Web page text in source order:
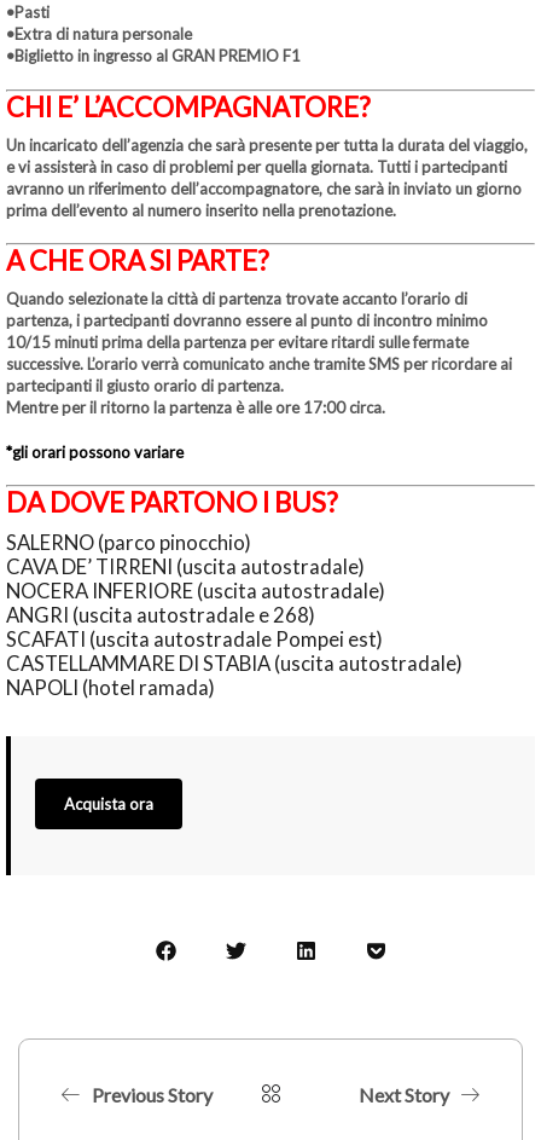
•Pasti
•Extra di natura personale
•Biglietto in ingresso al GRAN PREMIO F1
CHI E’ L’ACCOMPAGNATORE?
Un incaricato dell’agenzia che sarà presente per tutta la durata del viaggio,
e vi assisterà in caso di problemi per quella giornata. Tutti i partecipanti
avranno un riferimento dell’accompagnatore, che sarà in inviato un giorno
prima dell’evento al numero inserito nella prenotazione.
A CHE ORA SI PARTE?
Quando selezionate la città di partenza trovate accanto l’orario di
partenza, i partecipanti dovranno essere al punto di incontro minimo
10/15 minuti prima della partenza per evitare ritardi sulle fermate
successive. L’orario verrà comunicato anche tramite SMS per ricordare ai
partecipanti il giusto orario di partenza.
Mentre per il ritorno la partenza è alle ore 17:00 circa.
*gli orari possono variare
DA DOVE PARTONO I BUS?
SALERNO (parco pinocchio)
CAVA DE’ TIRRENI (uscita autostradale)
NOCERA INFERIORE (uscita autostradale)
ANGRI (uscita autostradale e 268)
SCAFATI (uscita autostradale Pompei est)
CASTELLAMMARE DI STABIA (uscita autostradale)
NAPOLI (hotel ramada)
Acquista ora
Previous Story Next Story